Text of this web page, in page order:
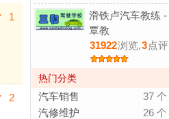
1
2
滑铁卢汽车教练 -
覃教
31922浏览,3点评
热门分类
37 个
汽车销售
26 个
汽修维护